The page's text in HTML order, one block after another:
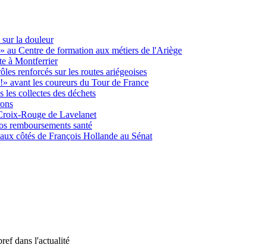
la douleur
au Centre de formation aux métiers de l'Ariège
à Montferrier
renforcés sur les routes ariégeoises
avant les coureurs du Tour de France
collectes des déchets
Rouge de Lavelanet
remboursements santé
côtés de François Hollande au Sénat
dans l'actualité